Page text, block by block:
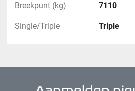
Breekpunt (kg) 7110
Single/Triple Triple